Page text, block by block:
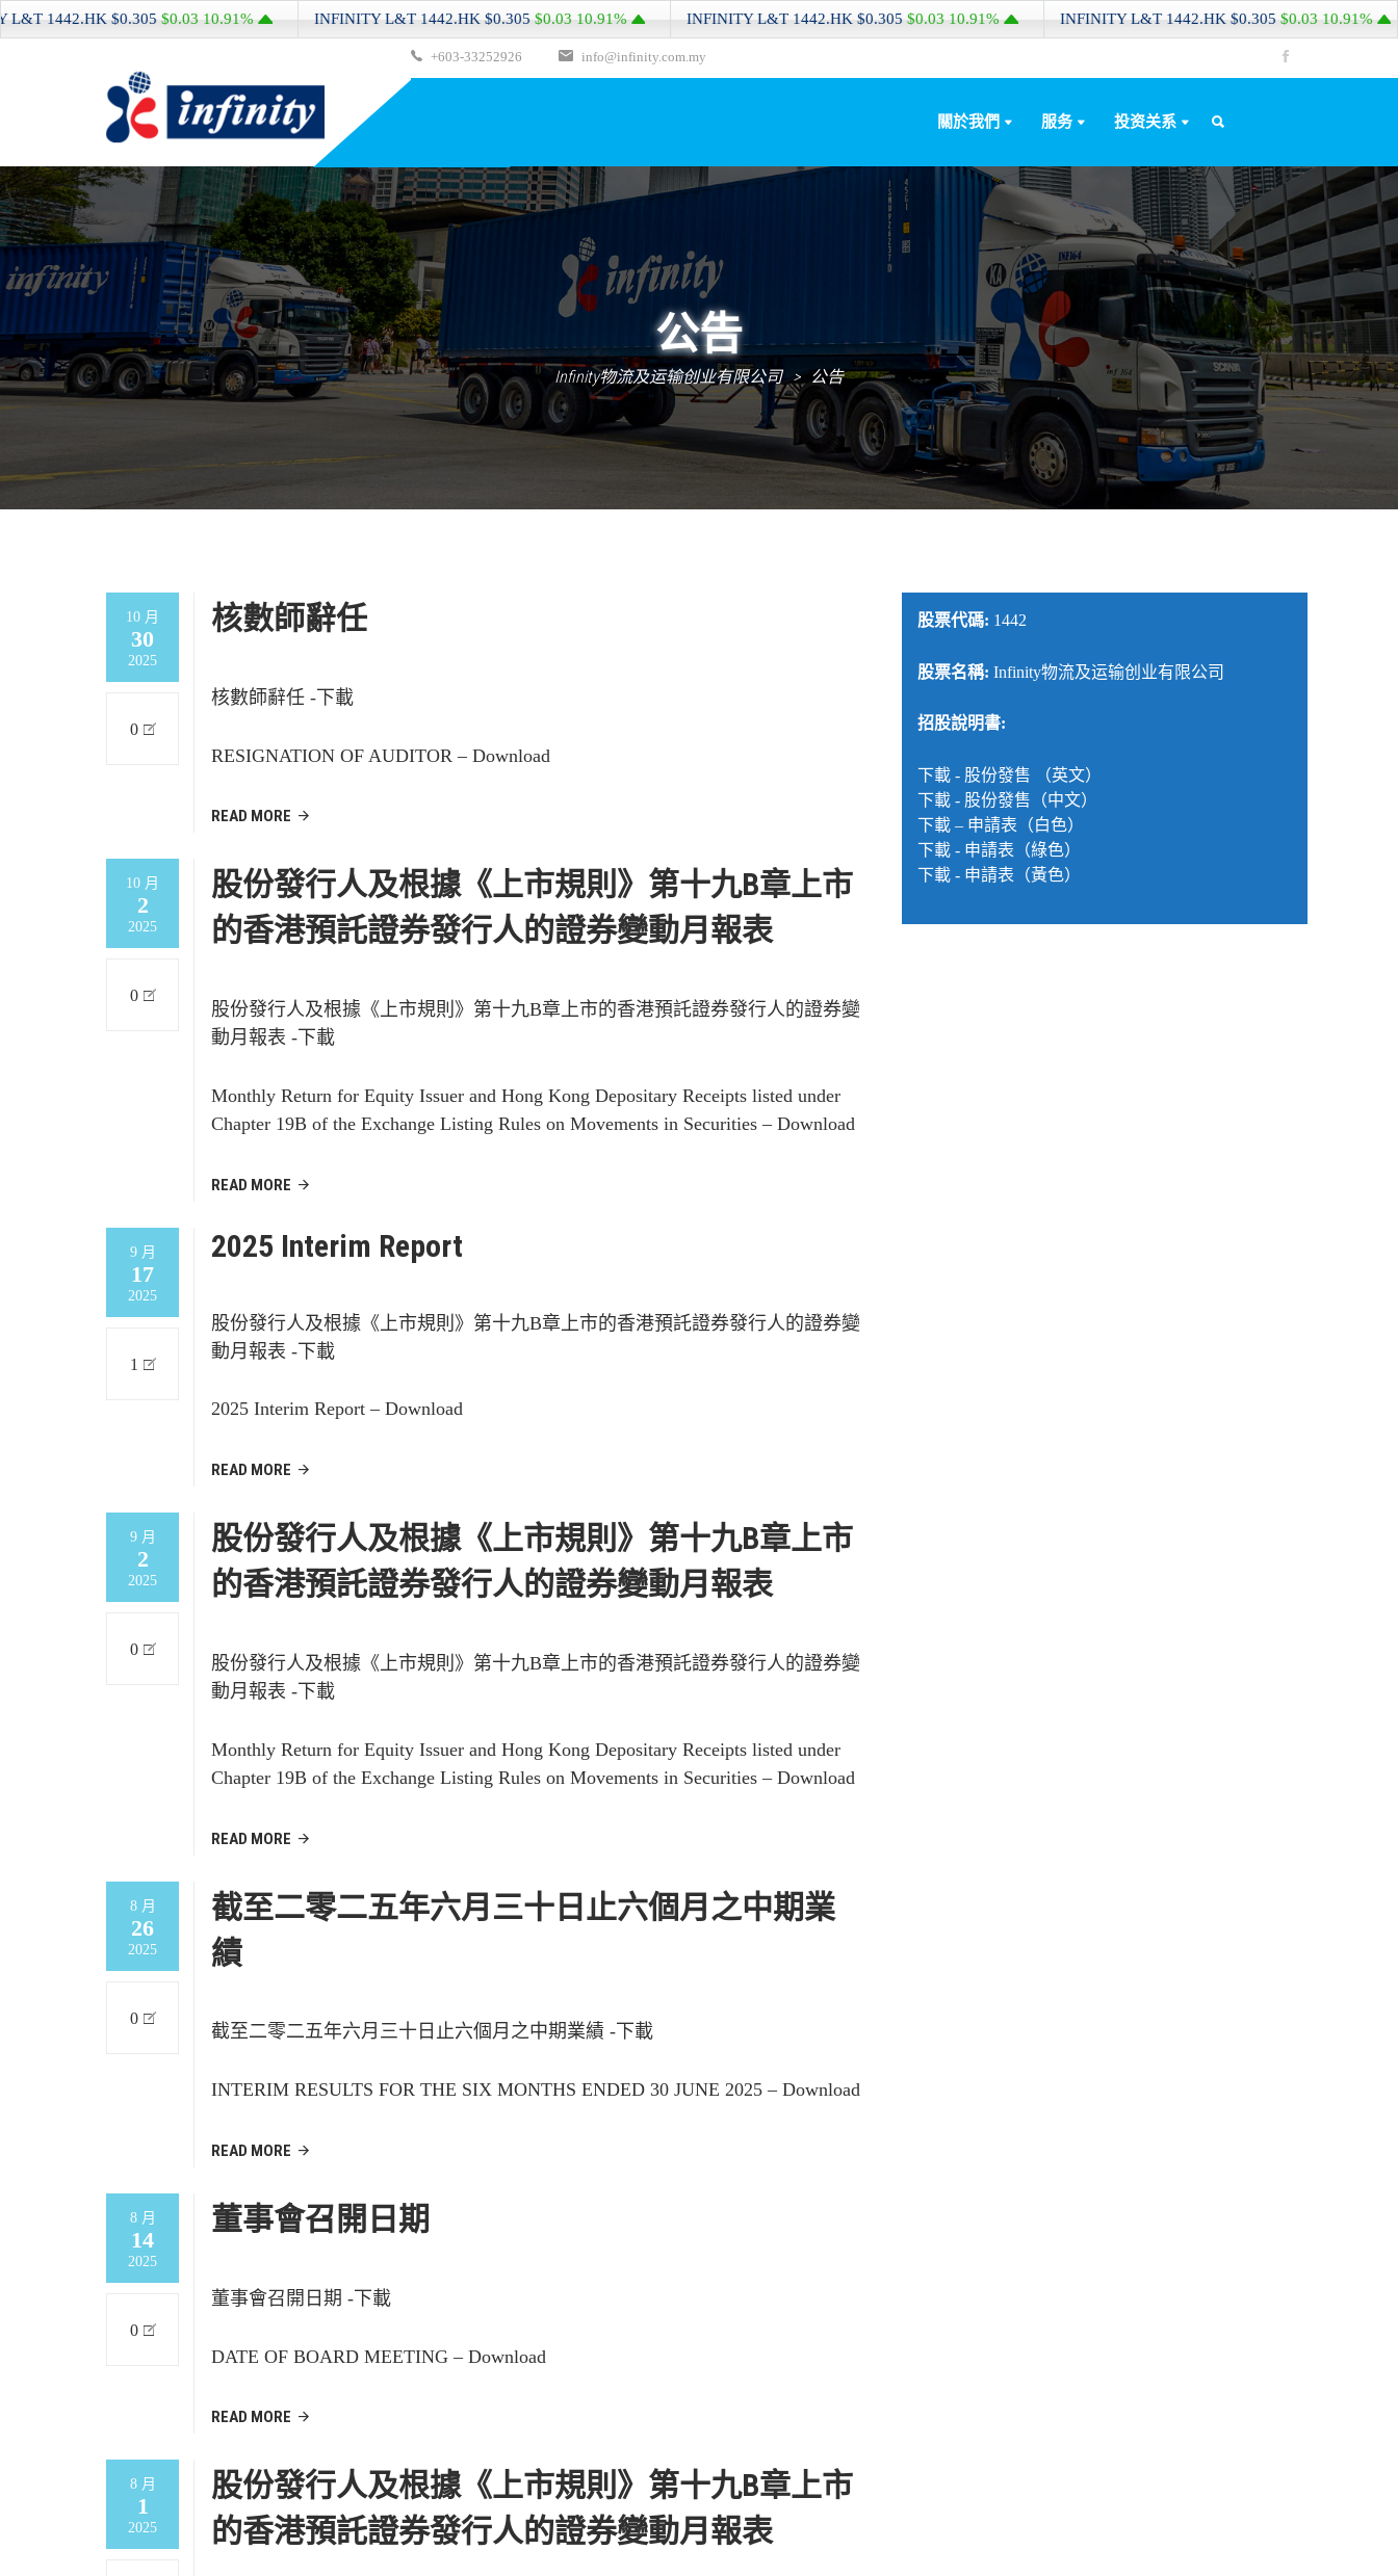
+603-33252926 info@infinity.com.my
關於我們 服务 投资关系
公告
Infinity物流及运输创业有限公司 > 公告
10 月
30
2025
0
核數師辭任
核數師辭任 -下載
RESIGNATION OF AUDITOR – Download
READ MORE
10 月
2
2025
0
股份發行人及根據《上市規則》第十九B章上市
的香港預託證券發行人的證券變動月報表
股份發行人及根據《上市規則》第十九B章上市的香港預託證券發行人的證券變
動月報表 -下載
Monthly Return for Equity Issuer and Hong Kong Depositary Receipts listed under
Chapter 19B of the Exchange Listing Rules on Movements in Securities – Download
READ MORE
9 月
17
2025
1
2025 Interim Report
股份發行人及根據《上市規則》第十九B章上市的香港預託證券發行人的證券變
動月報表 -下載
2025 Interim Report – Download
READ MORE
9 月
2
2025
0
股份發行人及根據《上市規則》第十九B章上市
的香港預託證券發行人的證券變動月報表
股份發行人及根據《上市規則》第十九B章上市的香港預託證券發行人的證券變
動月報表 -下載
Monthly Return for Equity Issuer and Hong Kong Depositary Receipts listed under
Chapter 19B of the Exchange Listing Rules on Movements in Securities – Download
READ MORE
8 月
26
2025
0
截至二零二五年六月三十日止六個月之中期業
績
截至二零二五年六月三十日止六個月之中期業績 -下載
INTERIM RESULTS FOR THE SIX MONTHS ENDED 30 JUNE 2025 – Download
READ MORE
8 月
14
2025
0
董事會召開日期
董事會召開日期 -下載
DATE OF BOARD MEETING – Download
READ MORE
8 月
1
2025
股份發行人及根據《上市規則》第十九B章上市
的香港預託證券發行人的證券變動月報表
股票代碼: 1442
股票名稱: Infinity物流及运输创业有限公司
招股說明書:
下載 - 股份發售 （英文）
下載 - 股份發售（中文）
下載 – 申請表（白色）
下載 - 申請表（綠色）
下載 - 申請表（黃色）
$0.305$0.0310.91% INFINITY L&T 1442.HK$0.305$0.0310.91% INFINITY L&T 1442.HK$0.305$0.0310.91% INFINITY L&T 1442.HK$0.305$0.0310.91% INFINITY